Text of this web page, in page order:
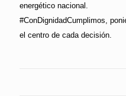
energético nacional.
#ConDignidadCumplimos,
el centro de cada decisión.